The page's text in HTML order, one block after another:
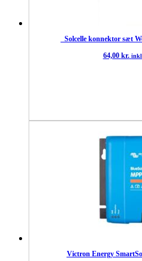
_Solcelle konnektor sæt
64,00 kr.
Victron Energy